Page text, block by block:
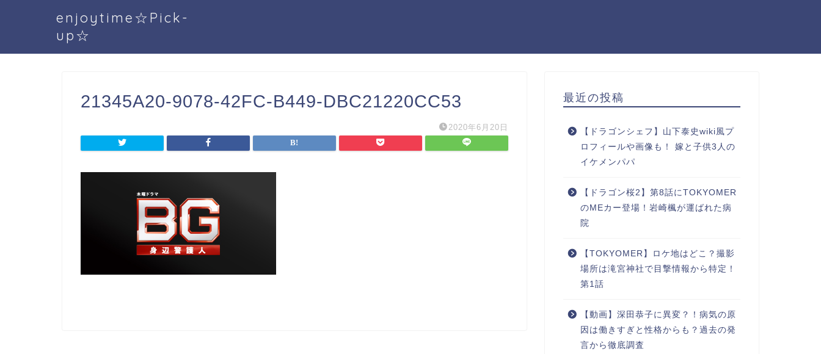
enjoytime☆Pick-
up☆
21345A20-9078-42FC-B449-DBC21220CC53
2020年6月20日
最近の投稿
【ドラゴンシェフ】山下泰史wiki風プ
ロフィールや画像も！ 嫁と子供3人の
イケメンパパ
【ドラゴン桜2】第8話にTOKYOMER
のMEカー登場！岩崎楓が運ばれた病
院
【TOKYOMER】ロケ地はどこ？撮影
場所は滝宮神社で目撃情報から特定！
第1話
【動画】深田恭子に異変？！病気の原
因は働きすぎと性格からも？過去の発
言から徹底調査